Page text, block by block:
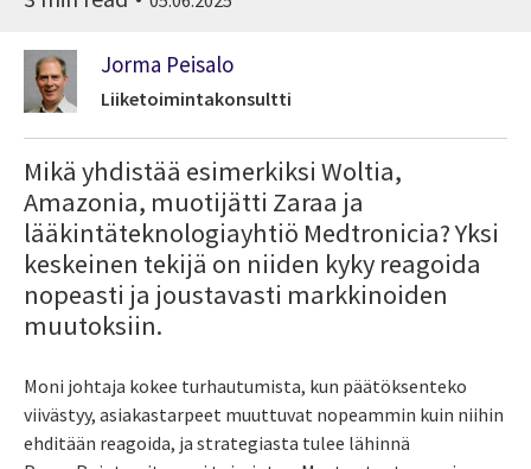
Jorma Peisalo
Liiketoimintakonsultti
Mikä yhdistää esimerkiksi Woltia,
Amazonia, muotijätti Zaraa ja
lääkintäteknologiayhtiö Medtronicia? Yksi
keskeinen tekijä on niiden kyky reagoida
nopeasti ja joustavasti markkinoiden
muutoksiin.
Moni johtaja kokee turhautumista, kun päätöksenteko
viivästyy, asiakastarpeet muuttuvat nopeammin kuin niihin
ehditään reagoida, ja strategiasta tulee lähinnä